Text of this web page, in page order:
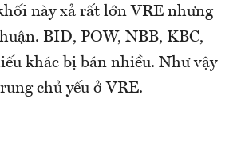
này xả rất lớn VRE nhưng
BID, POW, NBB, KBC,
khác bị bán nhiều. Như vậy
chủ yếu ở VRE.